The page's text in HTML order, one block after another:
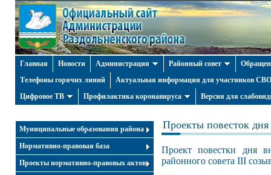
Главная Новости Администрация Районный совет
Телефоны горячих линий
Актуальная информация для участников СВО
Цифровое ТВ
Профилактика коронавируса Версия для
Муниципальные образования района
Нормативно-правовая база
Проекты нормативно-правовых актов
Проекты повесток дня
Проект повестки дня
районного совета III